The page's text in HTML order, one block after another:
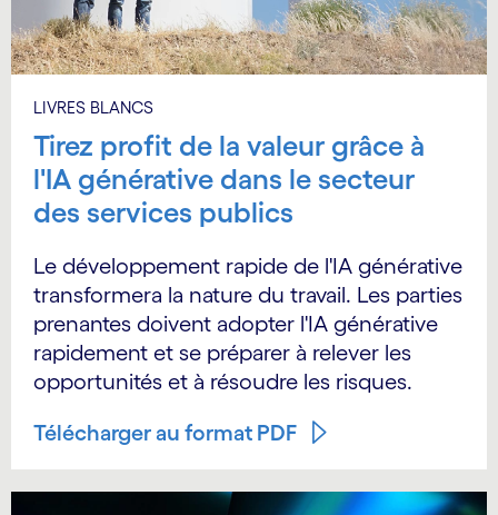
LIVRES BLANCS
Tirez profit de la valeur grâce à
l'IA générative dans le secteur
des services publics
Le développement rapide de l'IA générative
transformera la nature du travail. Les parties
prenantes doivent adopter l'IA générative
rapidement et se préparer à relever les
opportunités et à résoudre les risques.
Télécharger au format PDF